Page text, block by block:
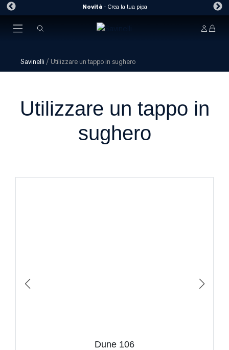
Savinelli / Utilizzare un tappo in sughero
Utilizzare un tappo in
sughero
Dune 106